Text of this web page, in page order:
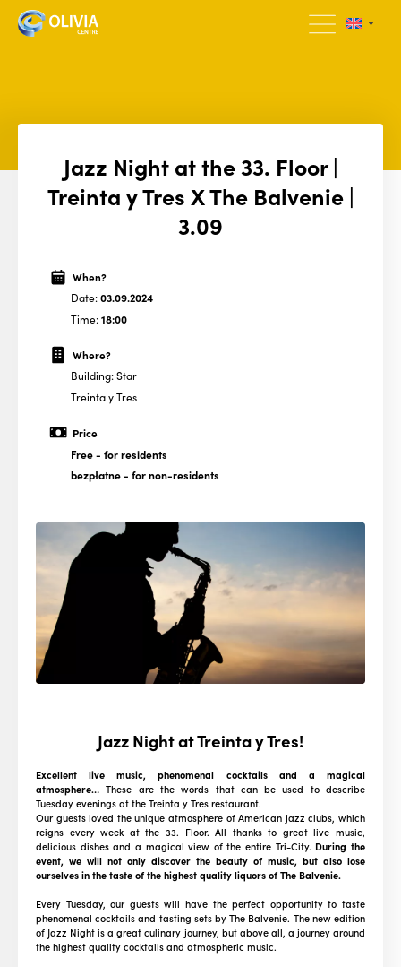
Jazz Night at the 33. Floor |
Treinta y Tres X The Balvenie |
3.09
When?
Date:03.09.2024
Time:18:00
Where?
Building: Star
Treinta y Tres
Price
Free- for residents
bezpłatne- for non-residents
Jazz Night at Treinta y Tres!
Excellent live music, phenomenal cocktails and a magical
atmosphere… These are the words that can be used to describe
Tuesday evenings at the Treinta y Tres restaurant.
Our guests loved the unique atmosphere of American jazz clubs, which
reigns every week at the 33. Floor. All thanks to great live music,
delicious dishes and a magical view of the entire Tri-City. During the
event, we will not only discover the beauty of music, but also lose
ourselves in the taste of the highest quality liquors of The Balvenie.
Every Tuesday, our guests will have the perfect opportunity to taste
phenomenal cocktails and tasting sets by The Balvenie. The new edition
of Jazz Night is a great culinary journey, but above all, a journey around
the highest quality cocktails and atmospheric music.